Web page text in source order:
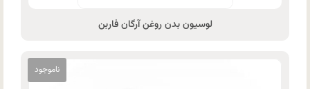
لوسیون بدن روغن آرگان فاربن